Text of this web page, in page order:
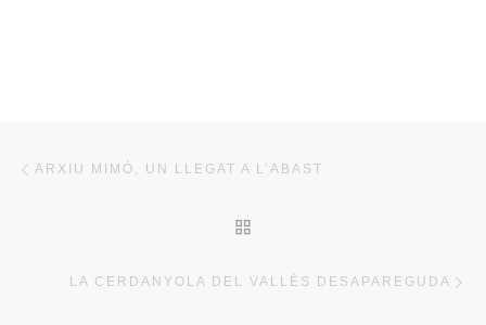
ARXIU MIMÓ, UN LLEGAT A L’ABAST
LA CERDANYOLA DEL VALLÈS DESAPAREGUDA